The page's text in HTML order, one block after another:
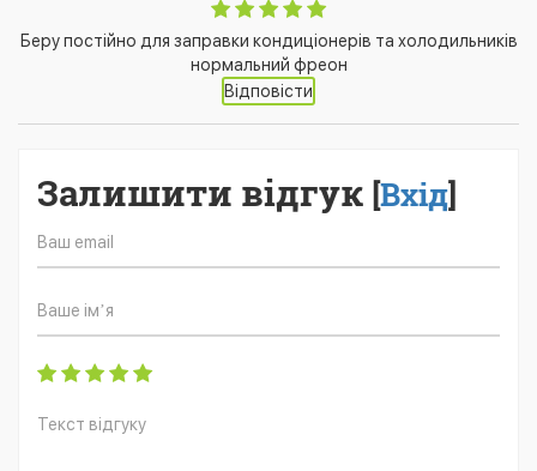
Беру постійно для заправки кондиціонерів та холодильників
нормальний фреон
Відповісти
Залишити відгук [Вхід]